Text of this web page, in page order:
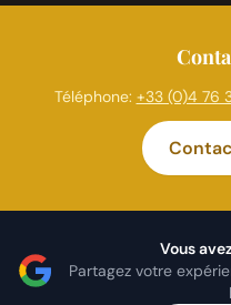
Téléphone: +33 (0)4 76
Vous
Partagez votre